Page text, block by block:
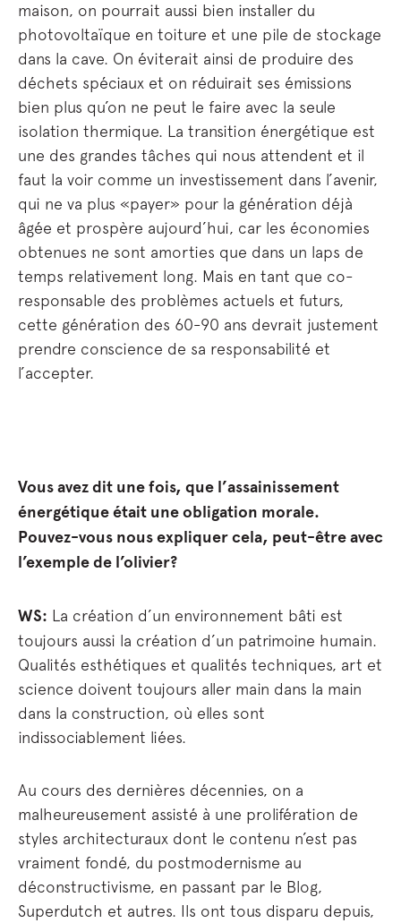
maison, on pourrait aussi bien installer du
photovoltaïque en toiture et une pile de stockage
dans la cave. On éviterait ainsi de produire des
déchets spéciaux et on réduirait ses émissions
bien plus qu’on ne peut le faire avec la seule
isolation thermique. La transition énergétique est
une des grandes tâches qui nous attendent et il
faut la voir comme un investissement dans l’avenir,
qui ne va plus «payer» pour la génération déjà
âgée et prospère aujourd’hui, car les économies
obtenues ne sont amorties que dans un laps de
temps relativement long. Mais en tant que co-
responsable des problèmes actuels et futurs,
cette génération des 60-90 ans devrait justement
prendre conscience de sa responsabilité et
l’accepter.
Vous avez dit une fois, que l’assainissement
énergétique était une obligation morale.
Pouvez-vous nous expliquer cela, peut-être avec
l’exemple de l’olivier?
WS: La création d’un environnement bâti est
toujours aussi la création d’un patrimoine humain.
Qualités esthétiques et qualités techniques, art et
science doivent toujours aller main dans la main
dans la construction, où elles sont
indissociablement liées.
Au cours des dernières décennies, on a
malheureusement assisté à une prolifération de
styles architecturaux dont le contenu n’est pas
vraiment fondé, du postmodernisme au
déconstructivisme, en passant par le Blog,
Superdutch et autres. Ils ont tous disparu depuis,